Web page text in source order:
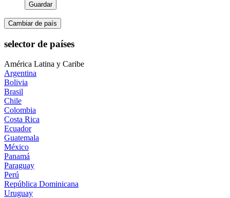
Guardar
Cambiar de país
selector de países
América Latina y Caribe
Argentina
Bolivia
Brasil
Chile
Colombia
Costa Rica
Ecuador
Guatemala
México
Panamá
Paraguay
Perú
República Dominicana
Uruguay